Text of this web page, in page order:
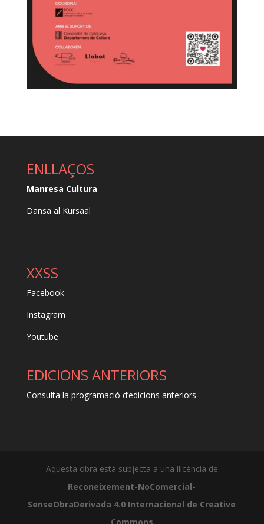
ENLLAÇOS
Manresa Cultura
Dansa al Kursaal
XXSS
Facebook
Instagram
Youtube
EDICIONS ANTERIORS
Consulta la programació d’edicions anteriors
Aquesta obra està subjecta a una llicència de
Reconeixement-NoComercial-
SenseObraDerivada 4.0 Internacional de Creative